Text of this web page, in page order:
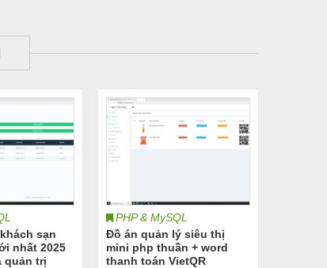
sạn
nhất 2025
quản trị
PHP & MySQL
Đồ án quản lý siêu thị
mini php thuần + word
thanh toán VietQR